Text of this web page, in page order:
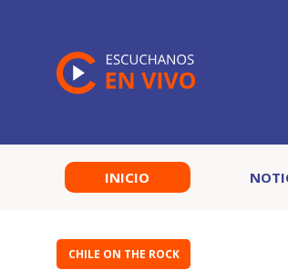
INICIO
CHILE ON THE ROCK